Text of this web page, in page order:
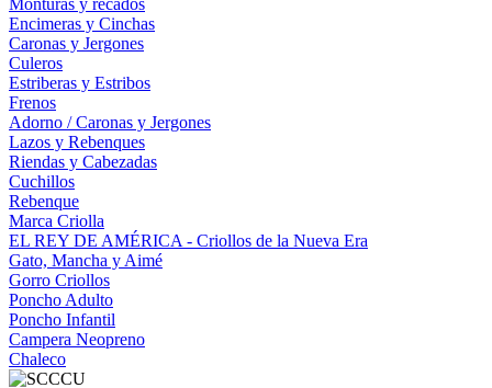
Monturas y recados
Encimeras y Cinchas
Caronas y Jergones
Culeros
Estriberas y Estribos
Frenos
Adorno / Caronas y Jergones
Lazos y Rebenques
Riendas y Cabezadas
Cuchillos
Rebenque
Marca Criolla
EL REY DE AMÉRICA - Criollos de la Nueva Era
Gato, Mancha y Aimé
Gorro Criollos
Poncho Adulto
Poncho Infantil
Campera Neopreno
Chaleco